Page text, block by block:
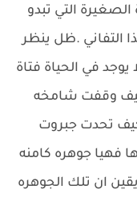
التي تبدو
التفاني .ظل ينظر
يوجد في الحياة فتاة
وقفت شامخه
كيف تحدت جبروت
فهيا جوهره كامنه
ان تلك الجوهره